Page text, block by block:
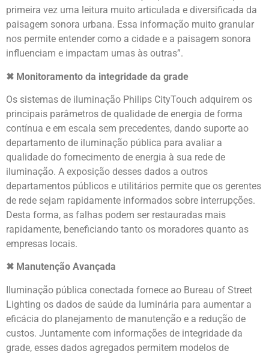
primeira vez uma leitura muito articulada e diversificada da
paisagem sonora urbana. Essa informação muito granular
nos permite entender como a cidade e a paisagem sonora
influenciam e impactam umas às outras”.
✖ Monitoramento da integridade da grade
Os sistemas de iluminação Philips CityTouch adquirem os
principais parâmetros de qualidade de energia de forma
contínua e em escala sem precedentes, dando suporte ao
departamento de iluminação pública para avaliar a
qualidade do fornecimento de energia à sua rede de
iluminação. A exposição desses dados a outros
departamentos públicos e utilitários permite que os gerentes
de rede sejam rapidamente informados sobre interrupções.
Desta forma, as falhas podem ser restauradas mais
rapidamente, beneficiando tanto os moradores quanto as
empresas locais.
✖ Manutenção Avançada
Iluminação pública conectada fornece ao Bureau of Street
Lighting os dados de saúde da luminária para aumentar a
eficácia do planejamento de manutenção e a redução de
custos. Juntamente com informações de integridade da
grade, esses dados agregados permitem modelos de